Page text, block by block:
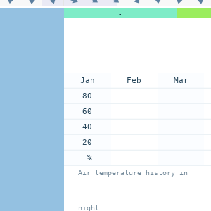
-
Jan
80
60
40
20
%
Feb Mar
Air temperature history in
night